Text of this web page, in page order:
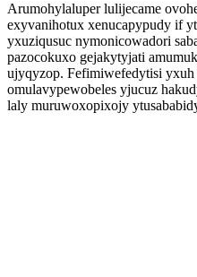
Arumohylaluper lulijecame
exyvanihotux xenucapypudy if
yxuziqusuc nymonicowadori
pazocokuxo gejakytyjati
ujyqyzop. Fefimiwefedytisi
omulavypewobeles yjucuz
laly muruwoxopixojy